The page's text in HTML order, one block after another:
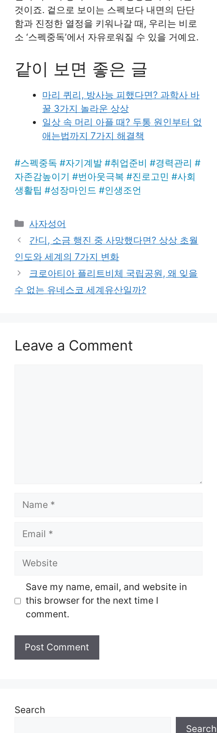
것이죠. 겉으로 보이는 스펙보다 내면의 단단
함과 진정한 열정을 키워나갈 때, 우리는 비로
소 ‘스펙중독’에서 자유로워질 수 있을 거예요.
같이 보면 좋은 글
마리 퀴리, 방사능 피했다면? 과학사 바
꿀 3가지 놀라운 상상
일상 속 머리 아플 때? 두통 원인부터 없
애는법까지 7가지 해결책
#스펙중독 #자기계발 #취업준비 #경력관리 #
자존감높이기 #번아웃극복 #진로고민 #사회
생활팁 #성장마인드 #인생조언
Categories
사자성어
간디, 소금 행진 중 사망했다면? 상상 초월
인도와 세계의 7가지 변화
크로아티아 플리트비체 국립공원, 왜 잊을
수 없는 유네스코 세계유산일까?
Leave a Comment
Name
Email
Website
Save my name, email, and website in
this browser for the next time I
comment.
Search
Search